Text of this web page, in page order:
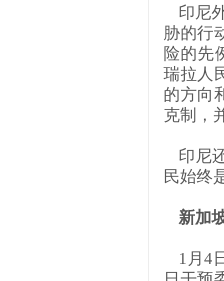
印尼
胁的行
险的先
瑞拉人
的方向
克制，
印尼
民始终
新加
1月4